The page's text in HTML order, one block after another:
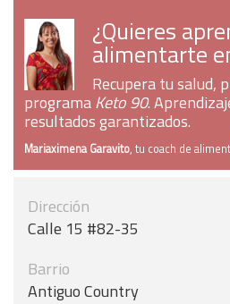
¿Quieres
alimentarte
Recupera tu salud,
programaKeto 90.
resultados garantizados.
Mariaximena Garavito, tu coach de
Dirección
Calle 15 #82-35
Barrio
Antiguo Country